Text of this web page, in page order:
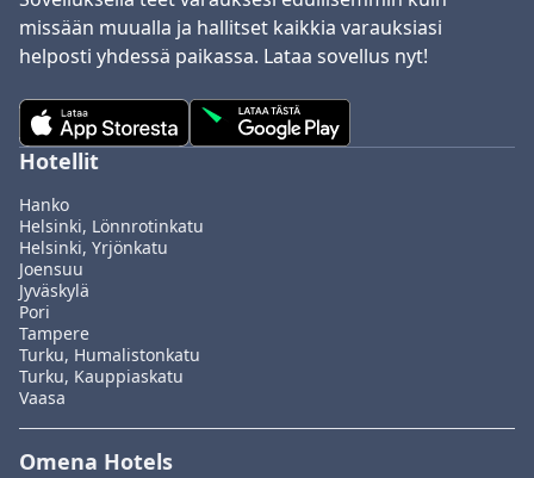
missään muualla ja hallitset kaikkia varauksiasi
helposti yhdessä paikassa. Lataa sovellus nyt!
Hotellit
Hanko
Helsinki, Lönnrotinkatu
Helsinki, Yrjönkatu
Joensuu
Jyväskylä
Pori
Tampere
Turku, Humalistonkatu
Turku, Kauppiaskatu
Vaasa
Omena Hotels